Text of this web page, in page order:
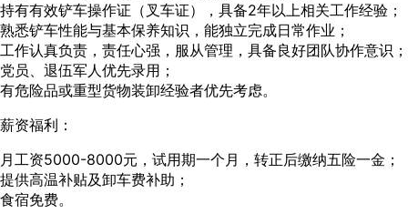
持有有效铲车操作证（叉车证），具备2年以上相关工作经验；
熟悉铲车性能与基本保养知识，能独立完成日常作业；
工作认真负责，责任心强，服从管理，具备良好团队协作意识；
党员、退伍军人优先录用；
有危险品或重型货物装卸经验者优先考虑。
薪资福利：
月工资5000-8000元，试用期一个月，转正后缴纳五险一金；
提供高温补贴及卸车费补助；
食宿免费。